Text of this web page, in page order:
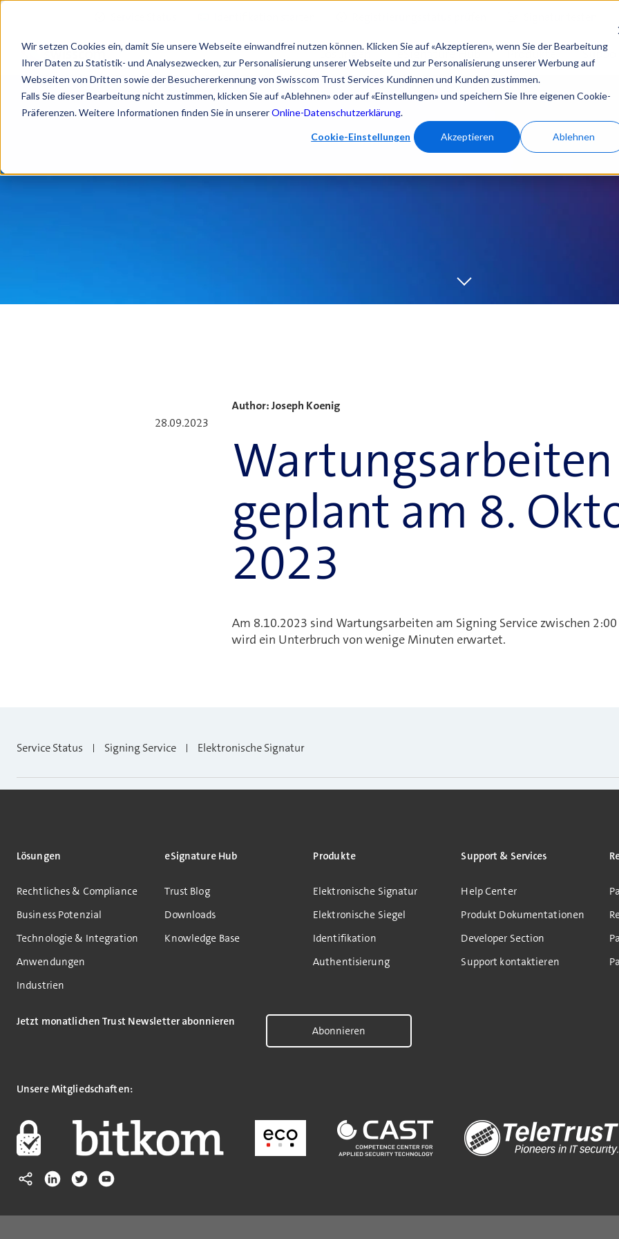
Wir setzen Cookies ein, damit Sie unsere Webseite einwandfrei nutzen können. Klicken Sie auf «Akzeptieren», wenn Sie der Bearbeitung
Ihrer Daten zu Statistik- und Analysezwecken, zur Personalisierung unserer Webseite und zur Personalisierung unserer Werbung auf
Webseiten von Dritten sowie der Besuchererkennung von Swisscom Trust Services Kundinnen und Kunden zustimmen.
Falls Sie dieser Bearbeitung nicht zustimmen, klicken Sie auf «Ablehnen» oder auf «Einstellungen» und speichern Sie Ihre eigenen Cookie-
Präferenzen. Weitere Informationen finden Sie in unsererOnline-Datenschutzerklärung.
Cookie-Einstellungen Akzeptieren Ablehnen
Lösungen eSignature Hub Produkte
28.09.2023
Author: Joseph Koenig
Wartungsarbeiten
geplant am 8.
2023
Am 8.10.2023 sind Wartungsarbeiten am Signing Service zwischen
wird ein Unterbruch von wenige Minuten erwartet.
Service Status Signing Service Elektronische Signatur
Lösungen
Rechtliches & Compliance
Business Potenzial
Technologie & Integration
Anwendungen
Industrien
eSignature Hub
Trust Blog
Downloads
Knowledge Base
Produkte
Elektronische Signatur
Elektronische Siegel
Identifikation
Authentisierung
Support & Services
Help Center
Produkt Dokumentationen
Developer Section
Support kontaktieren
Jetzt monatlichen Trust Newsletter abonnieren
Abonnieren
Unsere Mitgliedschaften: